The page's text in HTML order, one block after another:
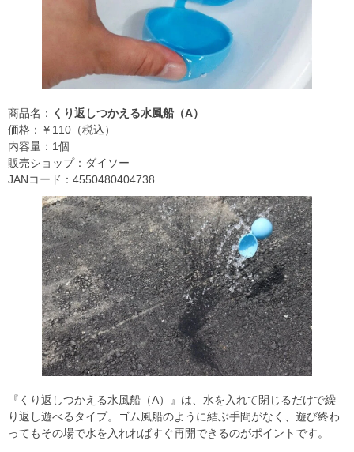
商品名： くり返しつかえる水風船（A）
価格：￥110（税込）
内容量：1個
販売ショップ：ダイソー
JANコード：4550480404738
『くり返しつかえる水風船（A）』は、水を入れて閉じるだけで繰
り返し遊べるタイプ。ゴム風船のように結ぶ手間がなく、遊び終わ
ってもその場で水を入れればすぐ再開できるのがポイントです。